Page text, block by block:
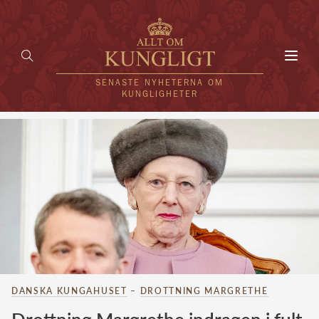
SENASTE NYHETERNA OM
KUNGLIGHETER
HEM
KUNGAFAMILJEN
UTLÄNDSKT
KÄNDISAR
VÄRLDENS KUNGAHUS
Svenska kungahuset
Brittiska kungahuset
DANSKA KUNGAHUSET – DROTTNING MARGRETHE